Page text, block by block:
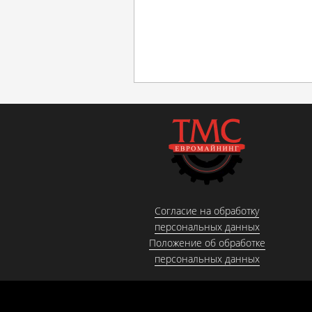
Согласие на обработку
персональных данных
Положение об обработке
персональных данных